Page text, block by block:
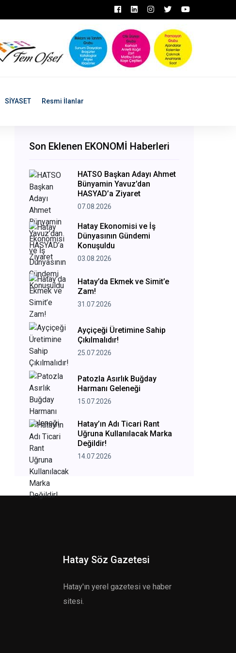
SİYASET Resmi İlanlar
Son Eklenen EKONOMİ Haberleri
HATSO Başkan Adayı Ahmet
Bünyamin Yavuz’dan
HASYAD’a Ziyaret
07.08.2026
Hatay Ekonomisi ve İş
Dünyasının Gündemi
Konuşuldu
03.08.2026
Hatay’da Ekmek ve Simit’e
Zam!
31.07.2026
Ayçiçeği Üretimine Sahip
Çıkılmalıdır!
25.07.2026
Patozla Asırlık Buğday
Harmanı Geleneği
15.07.2026
Hatay’ın Adı Ticari Rant
Uğruna Kullanılacak Marka
Değildir!
14.07.2026
Hatay Söz Gazetesi
Hatay'ın yerel gazetesi ve haber
sitesi.